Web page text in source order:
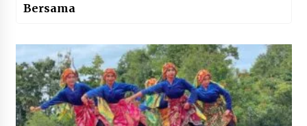
Bersama